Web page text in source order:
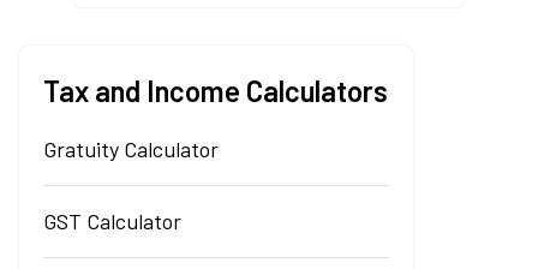
Tax and Income Calculators
Gratuity Calculator
GST Calculator